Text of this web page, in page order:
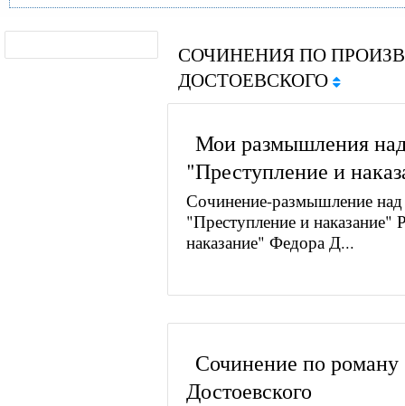
СОЧИНЕНИЯ ПО
ДОСТОЕВСКОГО
Мои размышления
"Преступление и
Сочинение-размышление
"Преступление и наказание"
наказание" Федора Д...
Сочинение по
Достоевского